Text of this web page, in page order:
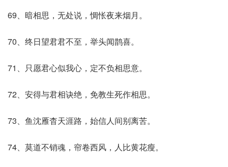
69、暗相思，无处说，惆怅夜来烟月。
70、终日望君君不至，举头闻鹊喜。
71、只愿君心似我心，定不负相思意。
72、安得与君相诀绝，免教生死作相思。
73、鱼沈雁杳天涯路，始信人间别离苦。
74、莫道不销魂，帘卷西风，人比黄花瘦。